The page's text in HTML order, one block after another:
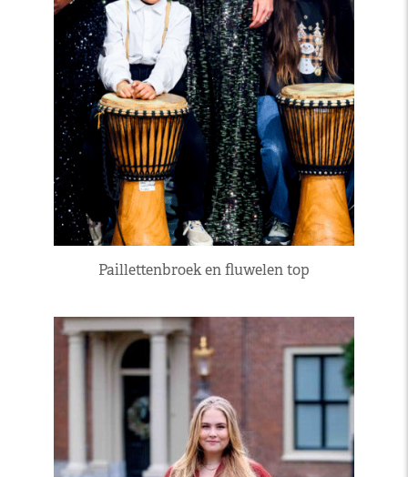
Paillettenbroek en fluwelen top